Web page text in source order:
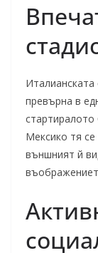
превърна в
Мексико тя
външният й